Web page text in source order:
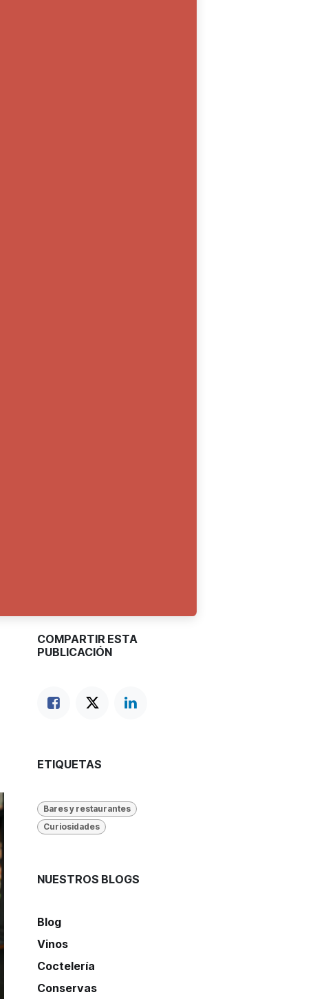
COMPARTIR ESTA
PUBLICACIÓN
ETIQUETAS
Bares y restaurantes
Curiosidades
NUESTROS BLOGS
Blog
Vinos
Coctelería
Conservas